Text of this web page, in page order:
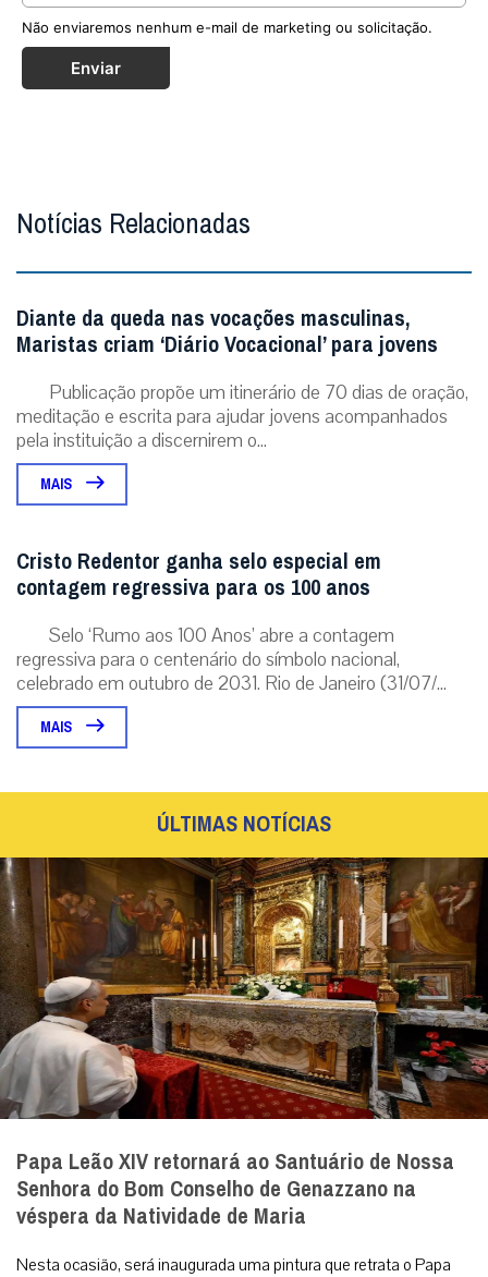
Publicação propõe um itinerário de 70 dias de oração,
meditação e escrita para ajudar jovens acompanhados
Cristo Redentor ganha selo especial em
regressiva para o centenário do símbolo nacional,
celebrado em outubro de 2031. Rio de Janeiro (31/07/...
MAIS
Papa Leão XIV retornará ao Santuário de Nossa
Senhora do Bom Conselho de Genazzano na
véspera da Natividade de Maria
Nesta ocasião, será inaugurada uma pintura que retrata o Papa
Leão XIV em oração diante da imagem da Virgem, no mesmo
estilo das de seus antece...
08 / Aug|Roma